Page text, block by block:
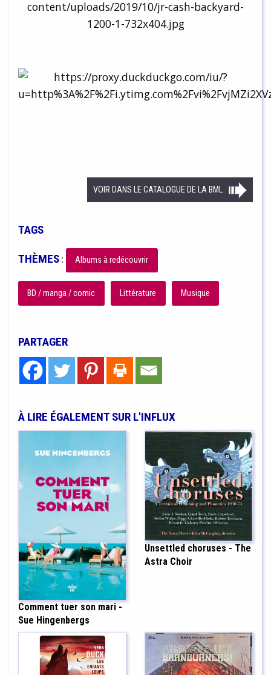
VOIR DANS LE CATALOGUE DE LA BML
TAGS
THÈMES: Albums à redécouvrir
BD / manga / comic Littérature Musique
PARTAGER
À LIRE ÉGALEMENT SUR L'INFLUX
Comment tuer son mari -
Sue Hingenbergs
Unsettled choruses - The
Astra Choir